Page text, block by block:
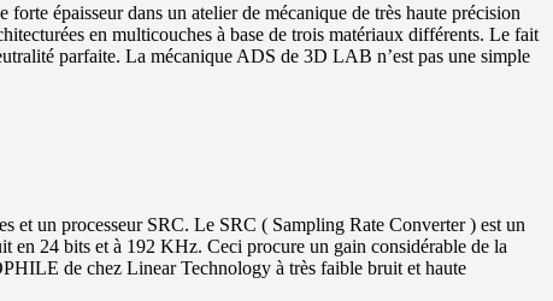
épaisseur dans un atelier de mécanique de très haute précision
en multicouches à base de trois matériaux différents. Le fait
parfaite. La mécanique ADS de 3D LAB n’est pas une simple
un processeur SRC. Le SRC ( Sampling Rate Converter ) est un
24 bits et à 192 KHz. Ceci procure un gain considérable de la
de chez Linear Technology à très faible bruit et haute